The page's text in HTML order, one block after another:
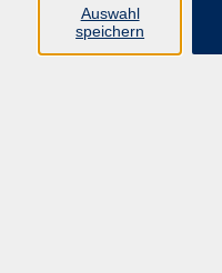
Über unsAuswahl
speichern